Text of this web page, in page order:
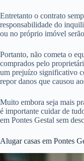
Entretanto o contrato
responsabilidade do
ou no próprio imóvel
Portanto, não cometa o
comprados pelo
um prejuízo significativo
repor danos que causou
Muito embora seja mais
é importante cuidar de
em Pontes Gestal sem
Alugar casas em Pontes